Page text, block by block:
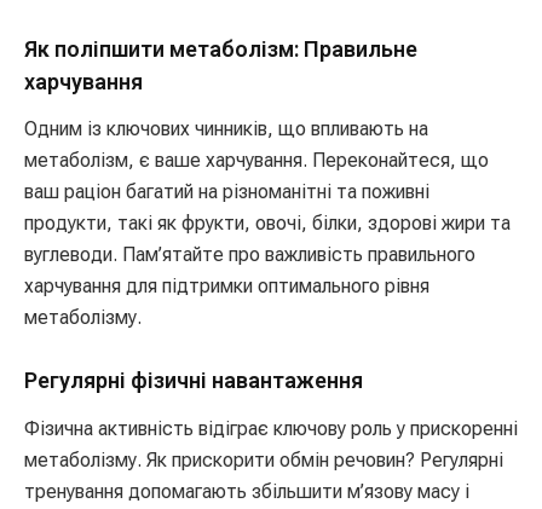
Як поліпшити метаболізм: Правильне
харчування
Одним із ключових чинників, що впливають на
метаболізм, є ваше харчування. Переконайтеся, що
ваш раціон багатий на різноманітні та поживні
продукти, такі як фрукти, овочі, білки, здорові жири та
вуглеводи. Пам’ятайте про важливість правильного
харчування для підтримки оптимального рівня
метаболізму.
Регулярні фізичні навантаження
Фізична активність відіграє ключову роль у прискоренні
метаболізму. Як прискорити обмін речовин? Регулярні
тренування допомагають збільшити м’язову масу і